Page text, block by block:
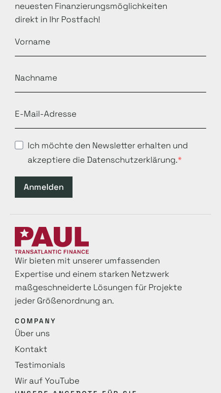
neuesten Finanzierungsmöglichkeiten
direkt in Ihr Postfach!
Ich möchte den Newsletter erhalten und
akzeptiere die Datenschutzerklärung.
Anmelden
Wir bieten mit unserer umfassenden
Expertise und einem starken Netzwerk
maß­geschneiderte Lösungen für Projekte
jeder Größenordnung an.
COMPANY
Über uns
Kontakt
Testimonials
Wir auf YouTube